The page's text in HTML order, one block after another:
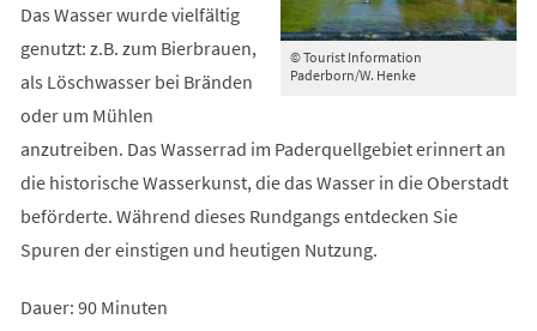
© Tourist Information
Paderborn/W. Henke
Das Wasser wurde vielfältig
genutzt: z.B. zum Bierbrauen,
als Löschwasser bei Bränden
oder um Mühlen
anzutreiben. Das Wasserrad im Paderquellgebiet erinnert an
die historische Wasserkunst, die das Wasser in die Oberstadt
beförderte. Während dieses Rundgangs entdecken Sie
Spuren der einstigen und heutigen Nutzung.
Dauer: 90 Minuten